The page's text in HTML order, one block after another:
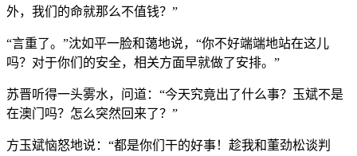
外，我们的命就那么不值钱？”
“言重了。”沈如平一脸和蔼地说，“你不好端端地站在这儿
吗？对于你们的安全，相关方面早就做了安排。”
苏晋听得一头雾水，问道：“今天究竟出了什么事？玉斌不是
在澳门吗？怎么突然回来了？”
方玉斌恼怒地说：“都是你们干的好事！趁我和董劲松谈判